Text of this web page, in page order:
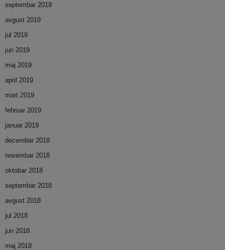
septembar 2019
avgust 2019
jul 2019
jun 2019
maj 2019
april 2019
mart 2019
februar 2019
januar 2019
decembar 2018
novembar 2018
oktobar 2018
septembar 2018
avgust 2018
jul 2018
jun 2018
maj 2018